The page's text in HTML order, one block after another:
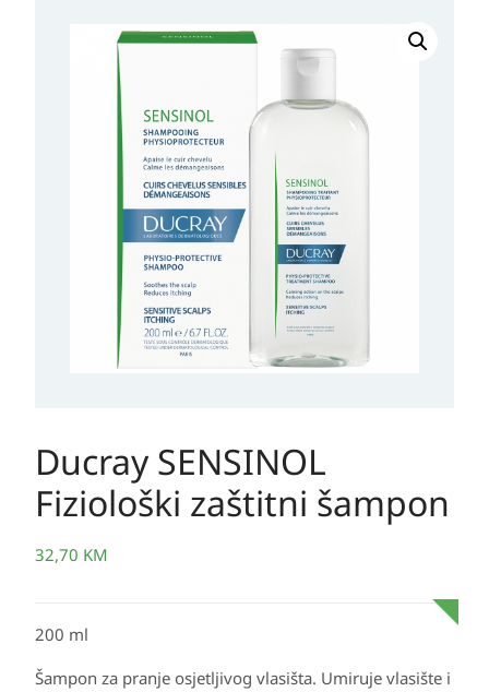
Ducray SENSINOL
Fiziološki zaštitni šampon
32,70 KM
200 ml
Šampon za pranje osjetljivog vlasišta. Umiruje vlasište i
SENSINOL
Fiziološki